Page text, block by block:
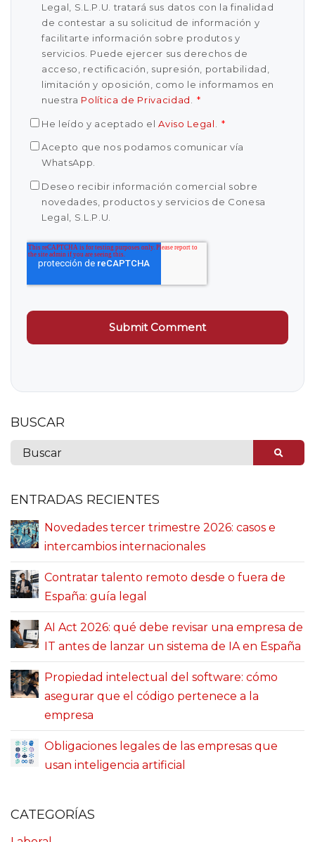
Legal, S.L.P.U. tratará sus datos con la finalidad
de contestar a su solicitud de información y
facilitarte información sobre produtos y
servicios. Puede ejercer sus derechos de
acceso, rectificación, supresión, portabilidad,
limitación y oposición, como le informamos en
nuestra Política de Privacidad *
He leído y aceptado elAviso Legal *
Acepto que nos podamos comunicar vía
WhatsApp.
Deseo recibir información comercial sobre
novedades, productos y servicios de Conesa
Legal, S.L.P.U.
BUSCAR
ENTRADAS RECIENTES
Novedades tercer trimestre 2026: casos e
intercambios internacionales
Contratar talento remoto desde o fuera de
España: guía legal
AI Act 2026: qué debe revisar una empresa de
IT antes de lanzar un sistema de IA en España
Propiedad intelectual del software: cómo
asegurar que el código pertenece a la
empresa
Obligaciones legales de las empresas que
usan inteligencia artificial
CATEGORÍAS